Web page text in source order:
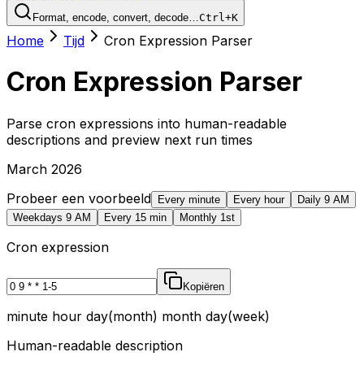
Format, encode, convert, decode…Ctrl+K
Home Tijd Cron Expression Parser
Cron Expression Parser
Parse cron expressions into human-readable
descriptions and preview next run times
March 2026
Probeer een voorbeeld
Every minute Every hour
Daily 9 AM
Weekdays 9 AM
Every 15 min Monthly 1st
Cron expression
Kopiëren
minute hour day(month) month day(week)
Human-readable description